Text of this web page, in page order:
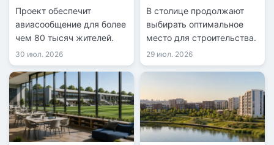
рейсам
Проект обеспечит
авиасообщение для более
чем 80 тысяч жителей.
30 июл. 2026
В столице продолжают
выбирать оптимальное
место для строительства.
29 июл. 2026